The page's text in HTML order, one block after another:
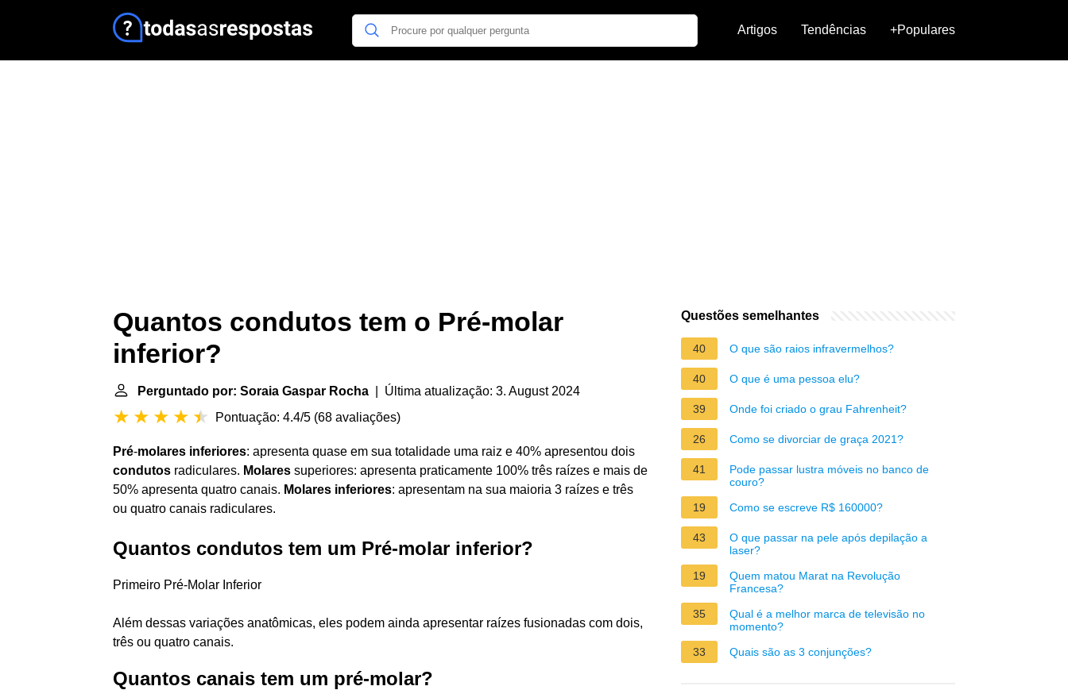
Artigos Tendências +Populares
Quantos condutos tem o Pré-molar
inferior?
Perguntado por: Soraia Gaspar Rocha | Última atualização: 3. August 2024
Pontuação: 4.4/5 (68 avaliações)
Pré-molares inferiores: apresenta quase em sua totalidade uma raiz e 40% apresentou dois
condutos radiculares. Molares superiores: apresenta praticamente 100% três raízes e mais de
50% apresenta quatro canais. Molares inferiores: apresentam na sua maioria 3 raízes e três
ou quatro canais radiculares.
Quantos condutos tem um Pré-molar inferior?
Primeiro Pré-Molar Inferior
Além dessas variações anatômicas, eles podem ainda apresentar raízes fusionadas com dois,
três ou quatro canais.
Quantos canais tem um pré-molar?
Questões semelhantes
40 O que são raios infravermelhos?
40 O que é uma pessoa elu?
39 Onde foi criado o grau Fahrenheit?
26 Como se divorciar de graça 2021?
41
Pode passar lustra móveis no banco de
couro?
19
Como se escreve R$ 160000?
43
O que passar na pele após depilação a
laser?
19
Quem matou Marat na Revolução
Francesa?
35
Qual é a melhor marca de televisão no
momento?
33
Quais são as 3 conjunções?